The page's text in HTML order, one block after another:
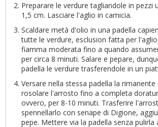
Preparare le verdure tagliandole in pezzi
1,5 cm. Lasciare l'aglio in camicia.
Scaldare metà d'olio in una padella
tutte le verdure, esclusion fatta per
fiamma moderata fino a quando
per circa 8 minuti. Salare e pepare,
padella le verdure trasferendole in un
Versare nella stessa padella la
rosolare l'arrosto fino a completa
ovvero, per 8-10 minuti. Trasferire
spennellarlo con senape di Digione,
pepe. Mettere via la padella senza pulirla